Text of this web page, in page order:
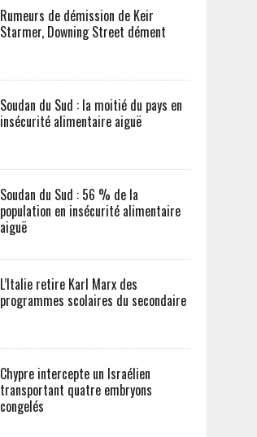
Rumeurs de démission de Keir
Starmer, Downing Street dément
Soudan du Sud : la moitié du pays en
insécurité alimentaire aiguë
Soudan du Sud : 56 % de la
population en insécurité alimentaire
aiguë
L’Italie retire Karl Marx des
programmes scolaires du secondaire
Chypre intercepte un Israélien
transportant quatre embryons
congelés